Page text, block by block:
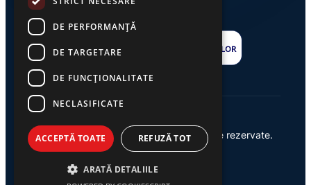
© 2026 Ziarul Exclusiv – Toate drepturile rezervate.
Powered by {AW}
DE PERFORMANȚĂ
DE TARGETARE
DE FUNCŢIONALITATE
NECLASIFICATE
ACCEPTĂ TOATE REFUZĂ TOT
ARATĂ DETALIILE